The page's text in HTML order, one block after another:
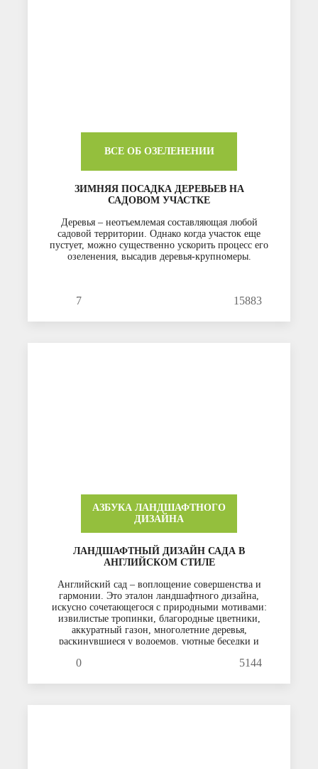
ВСЕ ОБ ОЗЕЛЕНЕНИИ
ЗИМНЯЯ ПОСАДКА ДЕРЕВЬЕВ НА
САДОВОМ УЧАСТКЕ
Деревья – неотъемлемая составляющая любой
садовой территории. Однако когда участок еще
пустует, можно существенно ускорить процесс его
озеленения, высадив деревья-крупномеры.
7 15883
АЗБУКА ЛАНДШАФТНОГО
ДИЗАЙНА
ЛАНДШАФТНЫЙ ДИЗАЙН САДА В
АНГЛИЙСКОМ СТИЛЕ
Английский сад – воплощение совершенства и
гармонии. Это эталон ландшафтного дизайна,
искусно сочетающегося с природными мотивами:
извилистые тропинки, благородные цветники,
аккуратный газон, многолетние деревья,
раскинувшиеся у водоемов, уютные беседки и
функциональностью и эстетикой, чувством меры и
18-м веке вытеснил из ландшафтного искусства
0 5144